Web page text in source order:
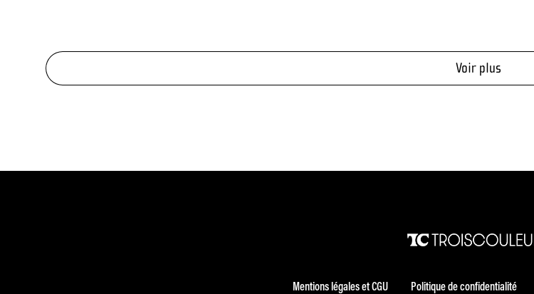
Voir plus
Mentions légales et CGU Politique de confidentialité